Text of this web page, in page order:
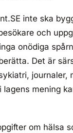
inte ska
och
onödiga
Det är
journaler,
mening
om hälsa